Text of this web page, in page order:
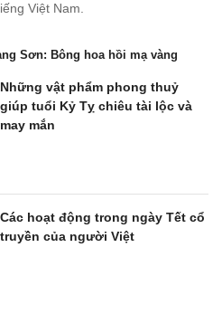
Những vật phẩm phong thuỷ
giúp tuổi Kỷ Tỵ chiêu tài lộc và
may mắn
Các hoạt động trong ngày Tết cổ
truyền của người Việt
Việt Nam.
Sơn: Bông hoa hồi mạ vàng